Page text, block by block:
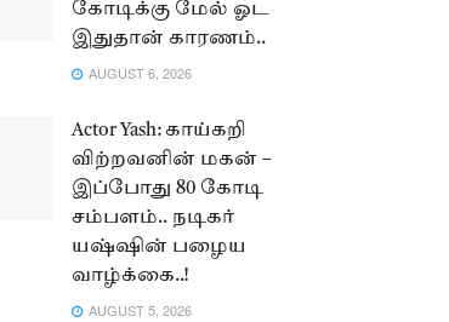
கோடிக்கு மேல் ஓட
இதுதான் காரணம்..
AUGUST 6, 2026
Actor Yash: காய்கறி
விற்றவனின் மகன் –
இப்போது 80 கோடி
சம்பளம்.. நடிகர்
யஷ்ஷின் பழைய
வாழ்க்கை..!
AUGUST 5, 2026